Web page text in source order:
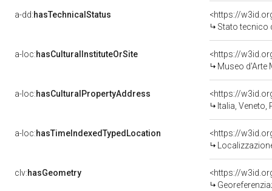
a-dd:hasTechnicalStatus
<https://
Stato tecnico
a-loc:hasCulturalInstituteOrSite
Museo d'Arte
a-loc:hasCulturalPropertyAddress
<https://
Italia, Veneto,
a-loc:hasTimeIndexedTypedLocation
<https://
clv:hasGeometry
<https://